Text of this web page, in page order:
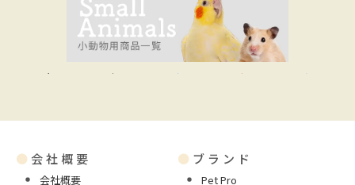
● 会社概要
会社概要
● ブランド
Pet Pro